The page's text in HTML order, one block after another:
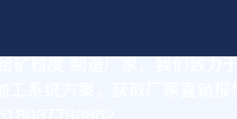
系统方案。获取厂家直销报价